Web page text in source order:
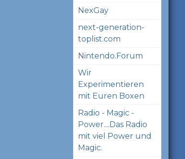
NexGay
next-generation-
toplist.com
Nintendo.Forum
Wir
Experimentieren
mit Euren Boxen
Radio - Magic -
Power....Das Radio
mit viel Power und
Magic.